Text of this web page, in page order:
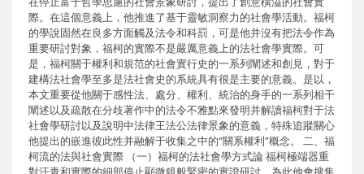
際。在這個意義上，他推進了基于靈敏洞察力的社會學活動。福柯
的學說固然在良多方面觸及法令和科罰，可是他并沒有把法令作為
重要研討對象，福柯的實際不是嚴厲意義上的法社會學實際。可
是，福柯關于權利和規范的社會實行史的一系列闡述和創見，對于
建構法社會學至多是法社會史的系統具有很是主要的意義。是以，
本文重要從他關于感性法、處分、權利、統治的身手的一系列相干
闡述以及疏散在分歧著作中的法令不雅點來發明并解讀福柯對于法
社會學研討以及說明中法律王法公法律景象的意義，特殊追蹤關心
他提出的嵌進彼此性并融解于收集之中的“關系權利”概念。 二、福
柯流的法與社會實際 （一）福柯的法社會學方式論 福柯極端器重